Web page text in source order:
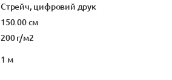
Стрейч, цифровий друк
150.00 см
200 г/м2
1 м